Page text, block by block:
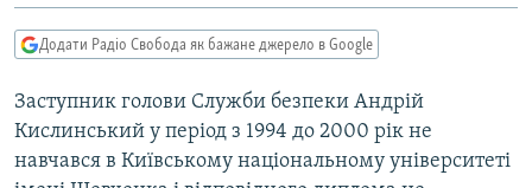
Перейти
до
КУЛЬТУРА
СПОРТ
КРИМ.РЕАЛІЇ
ТИ ЯК?
Додати Радіо Свобода як бажане джерело в Google
Заступник голови Служби безпеки Андрiй
Кислинський у перiод з 1994 до 2000 рiк не
навчався в Київському нацiональному унiверситетi